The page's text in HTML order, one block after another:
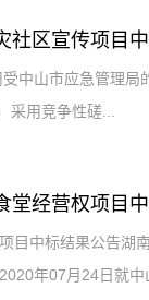
社区宣传项目
中山市应急管理
用竞争性磋...
堂经营权项目
目中标结果公告湖
年07月24日就中